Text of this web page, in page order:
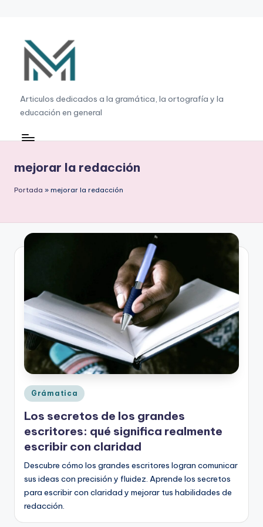
contenido
G
r
a
á
ti
a
rt
g
a
fí
a
y
e
d
u
c
Articulos dedicados a la gramática, la ortografía y la
educación en general
mejorar la redacción
Portada » mejorar la redacción
Publicado
en
Grámatica
Los secretos de los grandes
escritores: qué significa realmente
escribir con claridad
Descubre cómo los grandes escritores logran comunicar
sus ideas con precisión y fluidez. Aprende los secretos
para escribir con claridad y mejorar tus habilidades de
redacción.